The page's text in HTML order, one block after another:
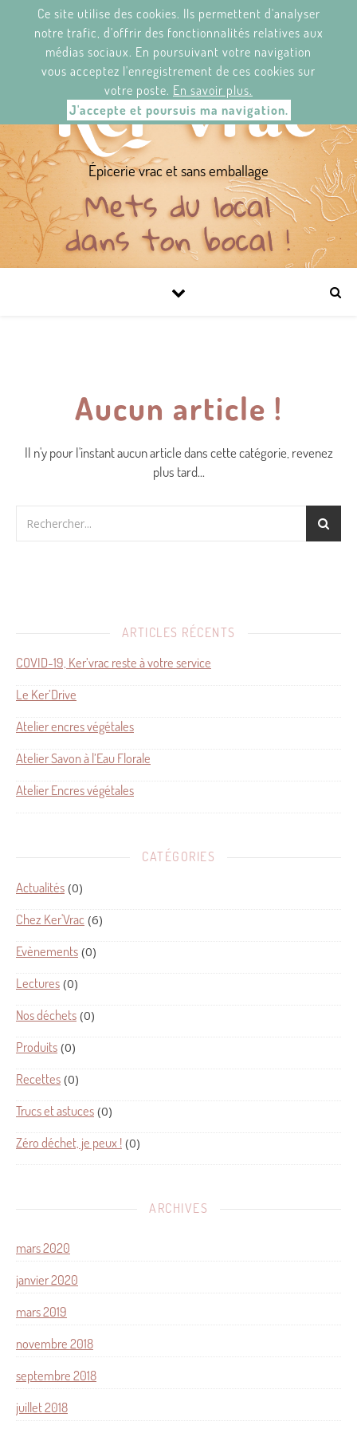
KER'VRAC. 2 RUE/STRAED JEAN LE BERRE,
29120 PONT-L'ABBÉ/ PONT-N'ABAD.
DU MARDI AU SAMEDI DE 11H À 19H30.
NEWS-LETTER
FACEBOOK
Épicerie vrac et sans emballage
Aucun article !
Il n'y pour l'instant aucun article dans cette catégorie, revenez
plus tard...
ARTICLES RÉCENTS
COVID-19, Ker’vrac reste à votre service
Le Ker’Drive
Atelier encres végétales
Atelier Savon à l’Eau Florale
Atelier Encres végétales
CATÉGORIES
Actualités (0)
Chez Ker'Vrac (6)
Evènements (0)
Lectures (0)
Nos déchets (0)
Produits (0)
Recettes (0)
Trucs et astuces (0)
Zéro déchet, je peux ! (0)
ARCHIVES
mars 2020
janvier 2020
mars 2019
novembre 2018
septembre 2018
juillet 2018
Ce site utilise des cookies. Ils permettent d'analyser
notre trafic, d'offrir des fonctionnalités relatives aux
médias sociaux. En poursuivant votre navigation
vous acceptez l'enregistrement de ces cookies sur
votre poste. En savoir plus.
J'accepte et poursuis ma navigation.